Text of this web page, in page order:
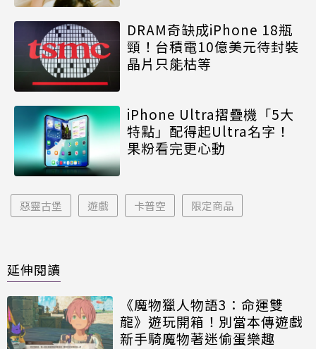
DRAM奇缺成iPhone 18瓶
頸！台積電10億美元待封裝
晶片只能枯等
iPhone Ultra摺疊機「5大
特點」配得起Ultra名字！
果粉看完更心動
惡靈古堡 遊戲 卡普空 限定商品
延伸閱讀
《魔物獵人物語3：命運雙
龍》遊玩開箱！別當本傳遊戲
新手騎魔物著迷偷蛋樂趣